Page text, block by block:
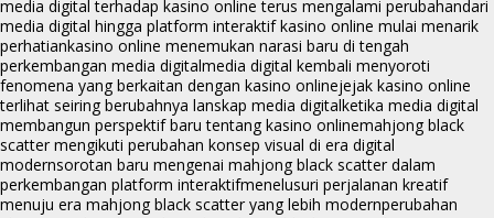
media digital terhadap kasino online terus mengalami perubahandari
media digital hingga platform interaktif kasino online mulai menarik
perhatiankasino online menemukan narasi baru di tengah
perkembangan media digitalmedia digital kembali menyoroti
fenomena yang berkaitan dengan kasino onlinejejak kasino online
terlihat seiring berubahnya lanskap media digitalketika media digital
membangun perspektif baru tentang kasino onlinemahjong black
scatter mengikuti perubahan konsep visual di era digital
modernsorotan baru mengenai mahjong black scatter dalam
perkembangan platform interaktifmenelusuri perjalanan kreatif
menuju era mahjong black scatter yang lebih modernperubahan